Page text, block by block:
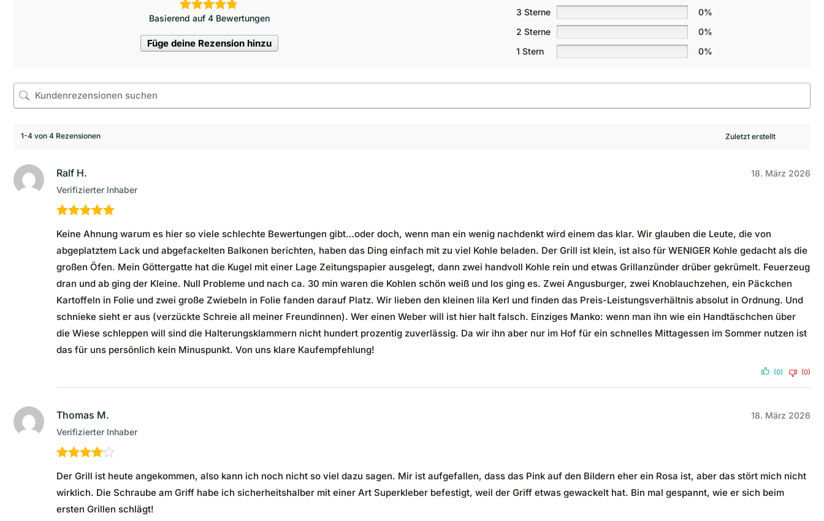
Basierend auf 4 Bewertungen
Füge deine Rezension hinzu
3 Sterne
0%
2 Sterne
0%
1 Stern
0%
1-4 von 4 Rezensionen
Ralf H.
Verifizierter Inhaber
18. März 2026
5von 5
Keine Ahnung warum es hier so viele schlechte Bewertungen gibt…oder doch, wenn man ein wenig nachdenkt wird einem das klar. Wir glauben die Leute, die von
abgeplatztem Lack und abgefackelten Balkonen berichten, haben das Ding einfach mit zu viel Kohle beladen. Der Grill ist klein, ist also für WENIGER Kohle gedacht als die
großen Öfen. Mein Göttergatte hat die Kugel mit einer Lage Zeitungspapier ausgelegt, dann zwei handvoll Kohle rein und etwas Grillanzünder drüber gekrümelt. Feuerzeug
dran und ab ging der Kleine. Null Probleme und nach ca. 30 min waren die Kohlen schön weiß und los ging es. Zwei Angusburger, zwei Knoblauchzehen, ein Päckchen
Kartoffeln in Folie und zwei große Zwiebeln in Folie fanden darauf Platz. Wir lieben den kleinen lila Kerl und finden das Preis-Leistungsverhältnis absolut in Ordnung. Und
schnieke sieht er aus (verzückte Schreie all meiner Freundinnen). Wer einen Weber will ist hier halt falsch. Einziges Manko: wenn man ihn wie ein Handtäschchen über
die Wiese schleppen will sind die Halterungsklammern nicht hundert prozentig zuverlässig. Da wir ihn aber nur im Hof für ein schnelles Mittagessen im Sommer nutzen ist
das für uns persönlich kein Minuspunkt. Von uns klare Kaufempfehlung!
(0) (0)
Thomas M.
Verifizierter Inhaber
18. März 2026
mit 4von
5
Der Grill ist heute angekommen, also kann ich noch nicht so viel dazu sagen. Mir ist aufgefallen, dass das Pink auf den Bildern eher ein Rosa ist, aber das stört mich nicht
wirklich. Die Schraube am Griff habe ich sicherheitshalber mit einer Art Superkleber befestigt, weil der Griff etwas gewackelt hat. Bin mal gespannt, wie er sich beim
ersten Grillen schlägt!